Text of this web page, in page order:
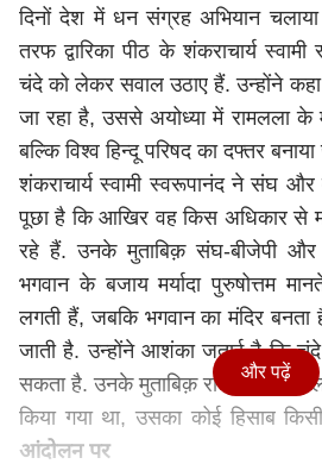
दिनों देश में धन संग्रह अभियान चलाया
तरफ द्वारिका पीठ के शंकराचार्य
चंदे को लेकर सवाल उठाए हैं. उन्होंने कहा
जा रहा है, उससे अयोध्या में रामलला के
बल्कि विश्व हिन्दू परिषद का दफ्तर बनाया
शंकराचार्य स्वामी स्वरूपानंद ने संघ
पूछा है कि आखिर वह किस अधिकार से
रहे हैं. उनके मुताबिक़ संघ-बीजेपी और
भगवान के बजाय मर्यादा पुरुषोत्तम
लगती हैं, जबकि भगवान का मंदिर बनता
जाती है. उन्होंने आशंका जताई है कि
सकता है. उनके मुताबिक़ राम मंदिर
किया गया था, उसका कोई हिसाब
आंदोलन पर
और पढ़ें